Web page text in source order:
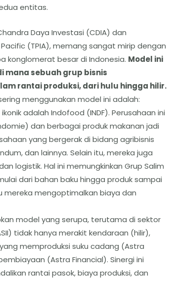
entitas.
Daya Investasi (CDIA) dan
(TPIA), memang sangat mirip dengan
konglomerat besar di Indonesia. Model ini
mana sebuah grup bisnis
rantai produksi, dari hulu hingga hilir.
menggunakan model ini adalah:
adalah Indofood (INDF). Perusahaan ini
dan berbagai produk makanan jadi
yang bergerak di bidang agribisnis
dan lainnya. Selain itu, mereka juga
logistik. Hal ini memungkinkan Grup Salim
dari bahan baku hingga produk sampai
mengoptimalkan biaya dan
model yang serupa, terutama di sektor
tidak hanya merakit kendaraan (hilir),
memproduksi suku cadang (Astra
(Astra Financial). Sinergi ini
rantai pasok, biaya produksi, dan